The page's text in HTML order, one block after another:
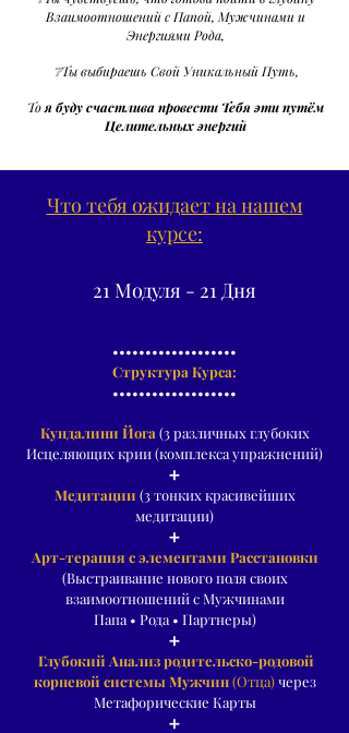
Взаимоотношений с Папой, Мужчинами и
Энергиями Рода,
❔Ты выбираешь Свой Уникальный Путь,
Тоя буду счастлива провести Тебя эти путём
Целительных энергий
​Что тебя ожидает на нашем
курсе:
21 Модуля - 21 Дня
•••••••••••••••••••
Структура Курса:
•••••••••••••••••••
Кундалини Йога (3 различных глубоких
Исцеляющих крии (комплекса упражнений)
➕
Медитации (3 тонких красивейших
медитации)
➕
Арт-терапия с элементами Расстановки
(Выстраивание нового поля своих
взаимоотношений с Мужчинами
Папа • Рода • Партнеры)
➕
Глубокий Анализ родительско-родовой
корневой системы Мужчин(Отца)через
Метафорические Карты
➕